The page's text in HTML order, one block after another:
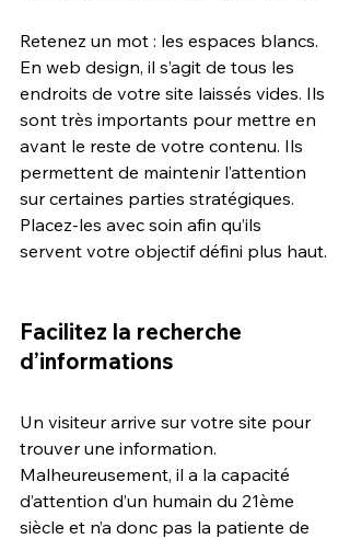
Retenez un mot : les espaces blancs.
En web design, il s’agit de tous les
endroits de votre site laissés vides. Ils
sont très importants pour mettre en
avant le reste de votre contenu. Ils
permettent de maintenir l’attention
sur certaines parties stratégiques.
Placez-les avec soin afin qu’ils
servent votre objectif défini plus haut.
Facilitez la recherche
d’informations
Un visiteur arrive sur votre site pour
trouver une information.
Malheureusement, il a la capacité
d’attention d’un humain du 21ème
siècle et n’a donc pas la patiente de